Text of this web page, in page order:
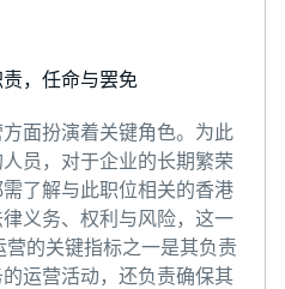
，任命与罢免
面扮演着关键角色。为此
员，对于企业的长期繁荣
了解与此职位相关的香港
义务、权利与风险，这一
营的关键指标之一是其负责
运营活动，还负责确保其